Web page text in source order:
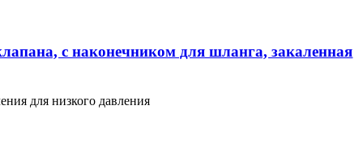
с наконечником для шланга, закаленная
для низкого давления